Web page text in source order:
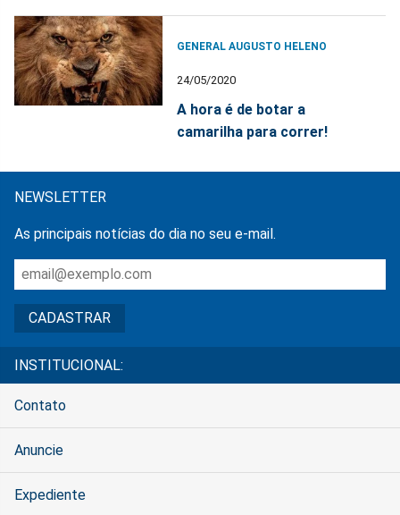
GENERAL AUGUSTO HELENO
24/05/2020
A hora é de botar a
camarilha para correr!
NEWSLETTER
As principais notícias do dia no seu e-mail.
INSTITUCIONAL:
Contato
Anuncie
Expediente